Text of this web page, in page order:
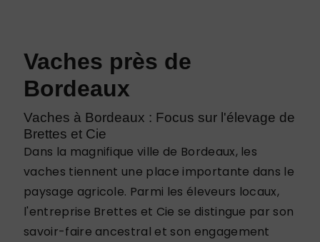
Vaches près de
Bordeaux
Vaches à Bordeaux : Focus sur l'élevage de
Brettes et Cie
Dans la magnifique ville de Bordeaux, les
vaches tiennent une place importante dans le
paysage agricole. Parmi les éleveurs locaux,
l'entreprise Brettes et Cie se distingue par son
savoir-faire ancestral et son engagement